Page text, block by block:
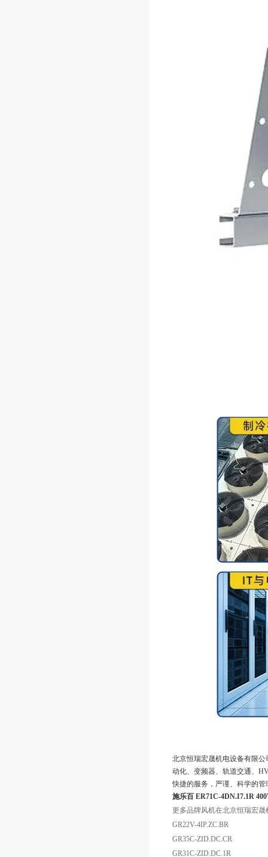
北京恒瑞宏晟机电设备有限
动化、变频器、轨道交通、
快捷的服务，严谨、科学的
施乐百 ER71C-4DN.I7.1R
更多品牌风机在北京恒瑞宏
GR22V-4IP.ZC.BR
GR35C-ZID.DC.CR
GR31C-ZID.DC.1R